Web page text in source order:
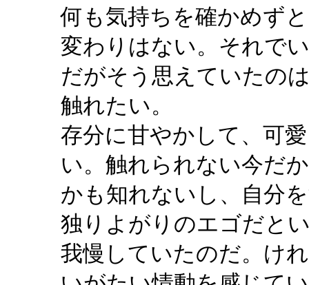
何も気持ちを確かめず
変わりはない。それで
だがそう思えていたの
触れたい。
存分に甘やかして、可
い。触れられない今だ
かも知れないし、自分
独りよがりのエゴだと
我慢していたのだ。け